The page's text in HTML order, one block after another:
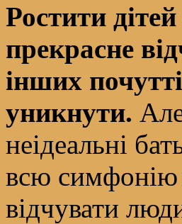
Ростити
прекрасне
інших
уникнути.
неідеальні
всю симфонію
відчувати